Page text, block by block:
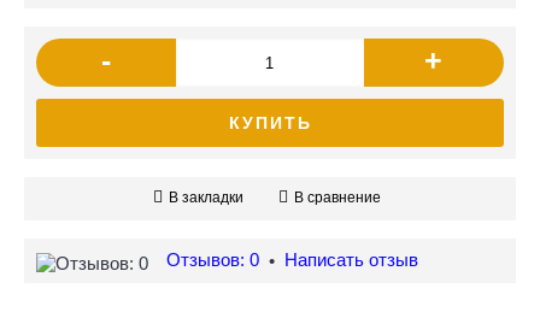
- +
КУПИТЬ
В закладки В сравнение
Отзывов: 0 • Написать отзыв